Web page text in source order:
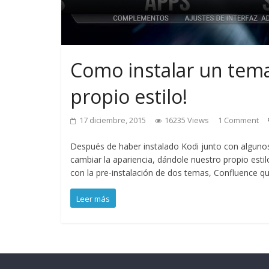
Como instalar un
propio estilo!
17 diciembre, 2015 16235 Views 1 Comment
Después de haber instalado Kodi junto con
cambiar la apariencia, dándole nuestro propio
con la pre-instalación de dos temas, Confluence
Leer más